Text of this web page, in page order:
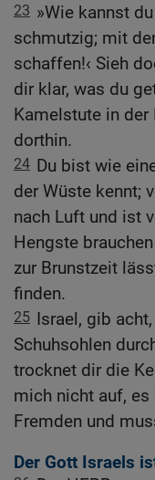
23 »Wie kannst
schmutzig; mit
schaffen!‹ Sieh
dir klar, was du
Kamelstute in
dorthin.
24 Du bist wie
der Wüste kennt;
nach Luft und ist
Hengste
zur Brunstzeit
finden.
25 Israel, gib
Schuhsohlen
trocknet dir die
mich nicht auf,
Fremden und
Der Gott Israels